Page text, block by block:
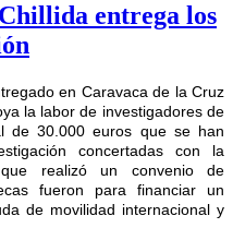
entrega los
en Caravaca de la Cruz
la labor de investigadores de
de 30.000 euros que se han
concertadas con la
realizó un convenio de
fueron para financiar un
de movilidad internacional y